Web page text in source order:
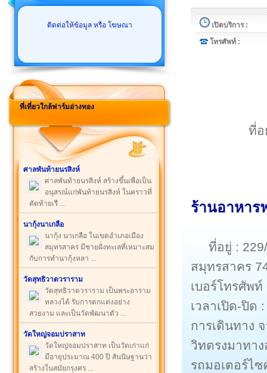
ติดต่อให้ข้อมูล หรือ โฆษณา
ที่เที่ยวใกล้ฟาร์มอ่างทอง
ศาลพันท้ายนรสิงห์
ศาลพันท้ายนรสิงห์ สร้างขึ้นเพื่อเป็น
อนุสรณ์แก่พันท้ายนรสิงห์ ในคราวที่
คัดท้ายเรื ...
นากุ้งนาเกลือ
นากุ้ง นาเกลือ ในเขตอำเภอเมือง
สมุทรสาคร มีชายฝั่งทะเลที่เหมาะสม
กับการทำนากุ้งหลา ...
วัดสุทธิวาตวราราม
วัดสุทธิวาตวราราม เป็นพระอาราม
หลวงได้ รับการตกแต่งอย่าง
สวยงาม และเป็นวัดพัฒนาตัว ...
วัดใหญ่จอมปราสาท
วัดใหญ่จอมปราสาท เป็นวัดเก่าแก่
มีอายุประมาณ 400 ปี สันนิษฐานว่า
สร้างในสมัยกรุงศร ...
เปิดบริการ :
โทรศัพท์ :
ที่อ
ร้านอาหาร
ที่อยู่ :
สมุทรสาคร
เบอร์โทรศัพท์
เวลาเปิด-ปิด
การเดินทาง
วิทตรงมาทา
รถมอเตอร์ไ